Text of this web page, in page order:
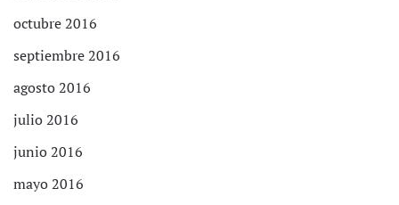
octubre 2016
septiembre 2016
agosto 2016
julio 2016
junio 2016
mayo 2016